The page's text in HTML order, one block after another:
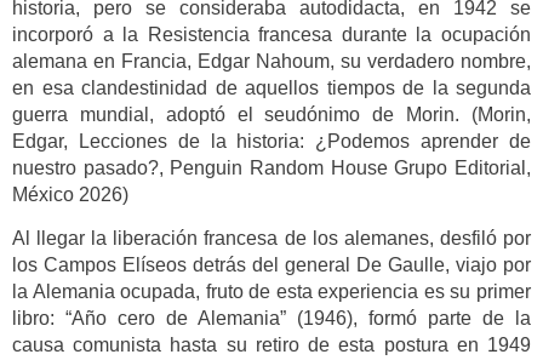
historia, pero se consideraba autodidacta, en 1942 se
incorporó a la Resistencia francesa durante la ocupación
alemana en Francia, Edgar Nahoum, su verdadero nombre,
en esa clandestinidad de aquellos tiempos de la segunda
guerra mundial, adoptó el seudónimo de Morin. (Morin,
Edgar, Lecciones de la historia: ¿Podemos aprender de
nuestro pasado?, Penguin Random House Grupo Editorial,
México 2026)
Al llegar la liberación francesa de los alemanes, desfiló por
los Campos Elíseos detrás del general De Gaulle, viajo por
la Alemania ocupada, fruto de esta experiencia es su primer
libro: “Año cero de Alemania” (1946), formó parte de la
causa comunista hasta su retiro de esta postura en 1949